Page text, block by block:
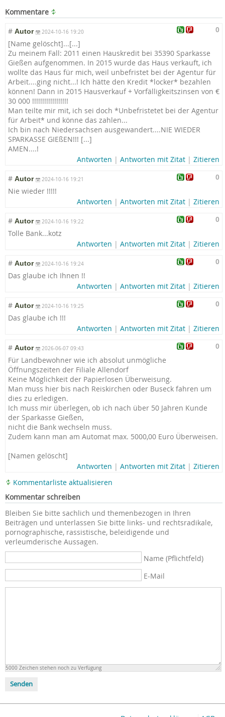
Kommentare
0
# Autor 2024-10-16 19:20
[Name gelöscht]...[...]
Zu meinem Fall: 2011 einen Hauskredit bei 35390 Sparkasse
Gießen aufgenommen. In 2015 wurde das Haus verkauft, ich
wollte das Haus für mich, weil unbefristet bei der Agentur für
Arbeit....ging nicht...! Ich hätte den Kredit *locker* bezahlen
können! Dann in 2015 Hausverkauf + Vorfälligkeitszinsen von €
30 000 !!!!!!!!!!!!!!!!!!
Man teilte mir mit, ich sei doch *Unbefristetet bei der Agentur
für Arbeit* und könne das zahlen...
Ich bin nach Niedersachsen ausgewandert....NIE WIEDER
SPARKASSE GIEßEN!!! [...]
AMEN....!
Antworten | Antworten mit Zitat | Zitieren
0
# Autor 2024-10-16 19:21
Nie wieder !!!!!
Antworten | Antworten mit Zitat | Zitieren
0
# Autor 2024-10-16 19:22
Tolle Bank...kotz
Antworten | Antworten mit Zitat | Zitieren
0
# Autor 2024-10-16 19:24
Das glaube ich Ihnen !!
Antworten | Antworten mit Zitat | Zitieren
0
# Autor 2024-10-16 19:25
Das glaube ich !!!
Antworten | Antworten mit Zitat | Zitieren
0
# Autor 2026-06-07 09:43
Für Landbewohner wie ich absolut unmögliche
Öffnungszeiten der Filiale Allendorf
Keine Möglichkeit der Papierlosen Überweisung.
Man muss hier bis nach Reiskirchen oder Buseck fahren um
dies zu erledigen.
Ich muss mir überlegen, ob ich nach über 50 Jahren Kunde
der Sparkasse Gießen,
nicht die Bank wechseln muss.
Zudem kann man am Automat max. 5000,00 Euro Überweisen.
[Namen gelöscht]
Antworten | Antworten mit Zitat | Zitieren
Kommentarliste aktualisieren
Kommentar schreiben
Bleiben Sie bitte sachlich und themenbezogen in Ihren
Beiträgen und unterlassen Sie bitte links- und rechtsradikale,
pornographische, rassistische, beleidigende und
verleumderische Aussagen.
Name (Pflichtfeld)
E-Mail
5000 Zeichen stehen noch zu Verfügung
Senden